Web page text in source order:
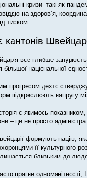
кризи, такі як
на здоров’я,
тиском.
кантонів
все глибше
більшої національної
прогресом дехто
підкреслюють напругу
є якимось
– це не просто
формують націю,
її культурного
близьким до
прагне